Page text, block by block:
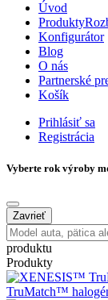
Úvod
Produkty
Konfigurátor
Blog
O nás
Partnerské
Košík
Prihlásiť sa
Registrácia
Vyberte rok výroby
Zavrieť
produktu
Produkty
TruMatch™